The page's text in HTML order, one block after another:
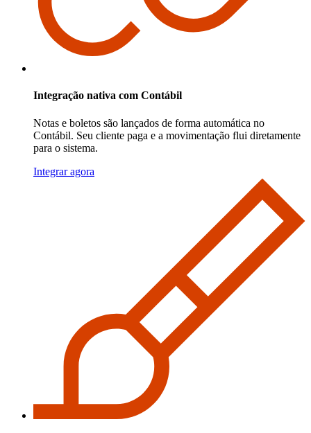
Integração nativa com Contábil
Notas e boletos são lançados de forma automática no
Contábil. Seu cliente paga e a movimentação flui diretamente
para o sistema.
Integrar agora